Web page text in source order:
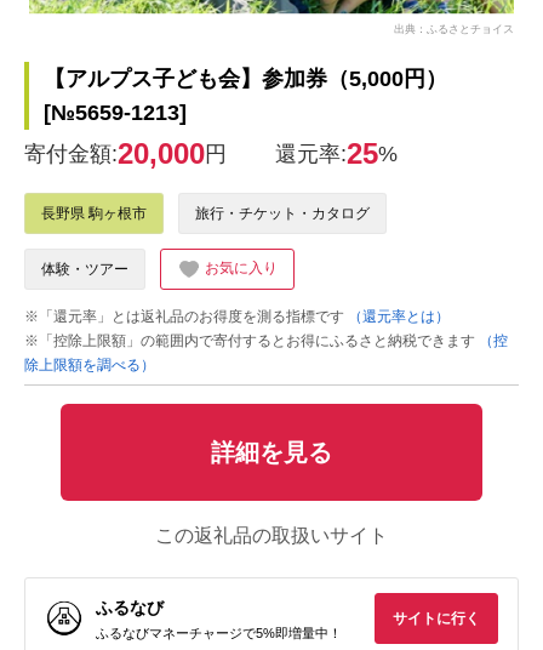
出典：ふるさとチョイス
【アルプス子ども会】参加券（5,000円）
[№5659-1213]
寄付金額:20,000円 還元率:25%
長野県 駒ヶ根市 旅行・チケット・カタログ
体験・ツアー お気に入り
※「還元率」とは返礼品のお得度を測る指標です
（還元率とは）
※「控除上限額」の範囲内で寄付するとお得にふるさと納税できます
（控
除上限額を調べる）
詳細を見る
この返礼品の取扱いサイト
ふるなび
ふるなびマネーチャージで5%即増量中！
サイトに行く